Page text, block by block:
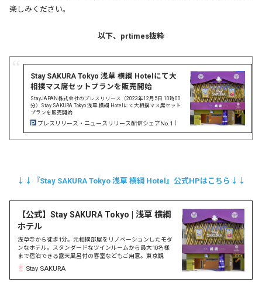
楽しみください。
以下、prtimes抜粋
Stay SAKURA Tokyo 浅草 横綱 Hotelにて大
相撲マス席セットプランを販売開始
StayJAPAN株式会社のプレスリリース（2023年12月5日 10時00
分）Stay SAKURA Tokyo 浅草 横綱 Hotelにて大相撲マス席セット
プランを販売開始
プレスリリース・ニュースリリース配信シェアNo.1｜
↓↓『Stay SAKURA Tokyo 浅草 横綱 Hotel』公式HPはこちら↓↓
【公式】Stay SAKURA Tokyo | 浅草 横綱
ホテル
浅草寺から徒歩1分。元相撲部屋をリノベーションしたモダ
ンなホテル。スタンダードなツインルームから最大10名様
まで宿泊できる露天風呂付の客室などもご用意。東京観
光、ビジネス、大人数の家族旅行や合宿などにおすすめで
す。Stay SAKURA